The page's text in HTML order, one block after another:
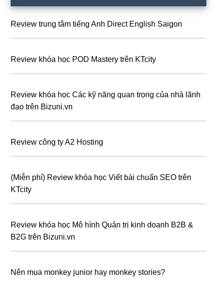
chính
Review trung tâm tiếng Anh Direct English Saigon
Review khóa học POD Mastery trên KTcity
Review khóa học Các kỹ năng quan trọng của nhà lãnh
đạo trên Bizuni.vn
Review công ty A2 Hosting
(Miễn phí) Review khóa học Viết bài chuẩn SEO trên
KTcity
Review khóa học Mô hình Quản trị kinh doanh B2B &
B2G trên Bizuni.vn
Nên mua monkey junior hay monkey stories?